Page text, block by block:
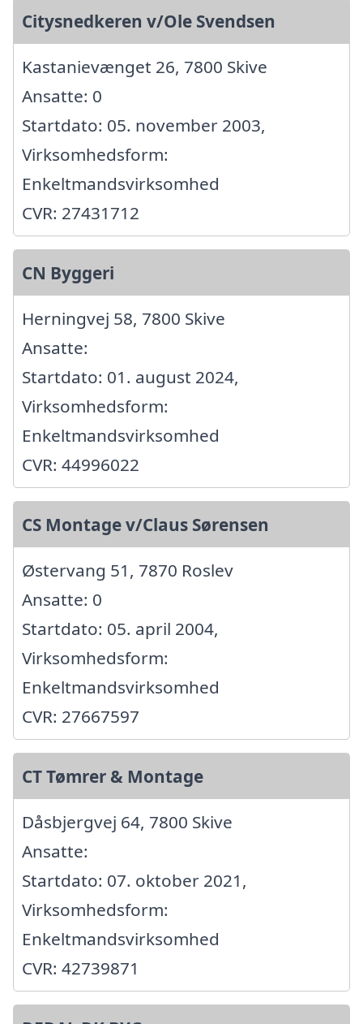
Citysnedkeren v/Ole Svendsen
Kastanievænget 26, 7800 Skive
Ansatte: 0
Startdato: 05. november 2003,
Virksomhedsform:
Enkeltmandsvirksomhed
CVR: 27431712
CN Byggeri
Herningvej 58, 7800 Skive
Ansatte:
Startdato: 01. august 2024,
Virksomhedsform:
Enkeltmandsvirksomhed
CVR: 44996022
CS Montage v/Claus Sørensen
Østervang 51, 7870 Roslev
Ansatte: 0
Startdato: 05. april 2004,
Virksomhedsform:
Enkeltmandsvirksomhed
CVR: 27667597
CT Tømrer & Montage
Dåsbjergvej 64, 7800 Skive
Ansatte:
Startdato: 07. oktober 2021,
Virksomhedsform:
Enkeltmandsvirksomhed
CVR: 42739871